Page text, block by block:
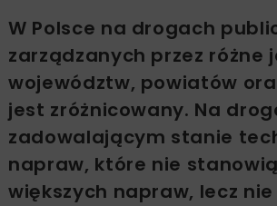
W Polsce na drogach
zarządzanych przez różne
województw, powiatów
jest zróżnicowany. Na
zadowalającym stanie
napraw, które nie
większych napraw, lecz